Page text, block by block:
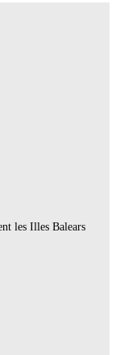
les Illes Balears